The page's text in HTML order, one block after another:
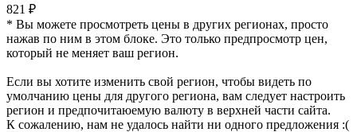
821 ₽
* Вы можете просмотреть цены в других регионах, просто
нажав по ним в этом блоке. Это только предпросмотр цен,
который не меняет ваш регион.
Если вы хотите изменить свой регион, чтобы видеть по
умолчанию цены для другого региона, вам следует настроить
регион и предпочитаюемую валюту в верхней части сайта.
К сожалению, нам не удалось найти ни одного предложения :(